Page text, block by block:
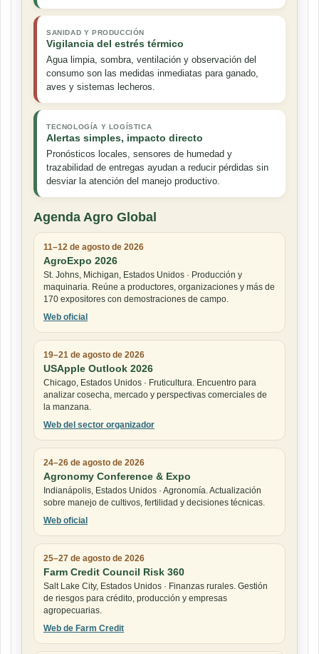
SANIDAD Y PRODUCCIÓN
Vigilancia del estrés térmico
Agua limpia, sombra, ventilación y observación del
consumo son las medidas inmediatas para ganado,
aves y sistemas lecheros.
TECNOLOGÍA Y LOGÍSTICA
Alertas simples, impacto directo
Pronósticos locales, sensores de humedad y
trazabilidad de entregas ayudan a reducir pérdidas sin
desviar la atención del manejo productivo.
Agenda Agro Global
11–12 de agosto de 2026
AgroExpo 2026
St. Johns, Michigan, Estados Unidos · Producción y
maquinaria. Reúne a productores, organizaciones y más de
170 expositores con demostraciones de campo.
Web oficial
19–21 de agosto de 2026
USApple Outlook 2026
Chicago, Estados Unidos · Fruticultura. Encuentro para
analizar cosecha, mercado y perspectivas comerciales de
la manzana.
Web del sector organizador
24–26 de agosto de 2026
Agronomy Conference & Expo
Indianápolis, Estados Unidos · Agronomía. Actualización
sobre manejo de cultivos, fertilidad y decisiones técnicas.
Web oficial
25–27 de agosto de 2026
Farm Credit Council Risk 360
Salt Lake City, Estados Unidos · Finanzas rurales. Gestión
de riesgos para crédito, producción y empresas
agropecuarias.
Web de Farm Credit